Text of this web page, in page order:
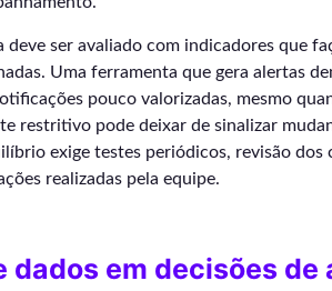
deve ser avaliado com indicadores que
Uma ferramenta que gera alertas
pouco valorizadas, mesmo
restritivo pode deixar de sinalizar
exige testes periódicos, revisão
realizadas pela equipe.
dados em decisões